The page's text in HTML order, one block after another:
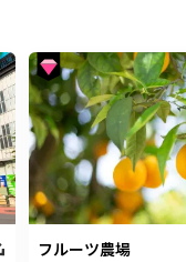
フルーツ農場